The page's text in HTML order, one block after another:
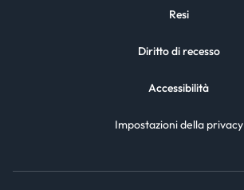
Resi
Diritto di recesso
Accessibilità
Impostazioni della privacy